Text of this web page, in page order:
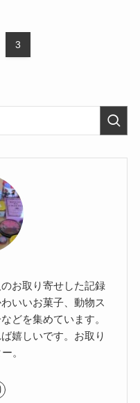
3
お取り寄せした記録
いいお菓子、動物ス
どを集めています。
嬉しいです。お取り
。